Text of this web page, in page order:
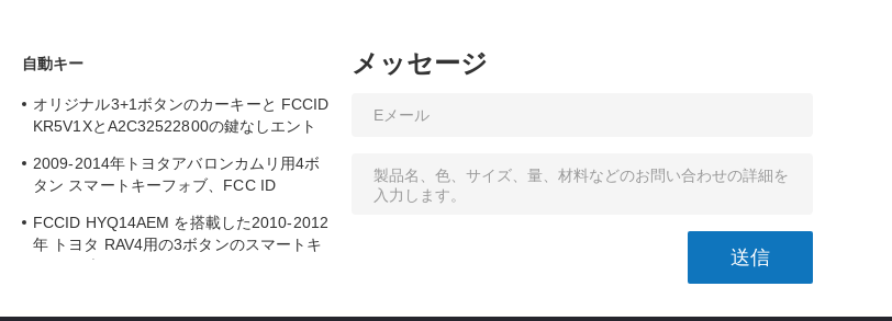
自動キー
オリジナル3+1ボタンのカーキーと FCCID
KR5V1XとA2C32522800の鍵なしエント
2009-2014年トヨタアバロンカムリ用4ボ
タン スマートキーフォブ、FCC ID
FCCID HYQ14AEM を搭載した2010-2012
年 トヨタ RAV4用の3ボタンのスマートキ
メッセージ